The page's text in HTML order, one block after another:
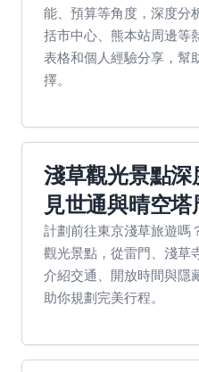
能、預算等角度，深度分
括市中心、熊本站周邊等
表格和個人經驗分享，幫
擇。
淺草觀光景點
見世通與晴空
計劃前往東京淺草旅遊嗎
觀光景點，從雷門、淺草
介紹交通、開放時間與隱
助你規劃完美行程。